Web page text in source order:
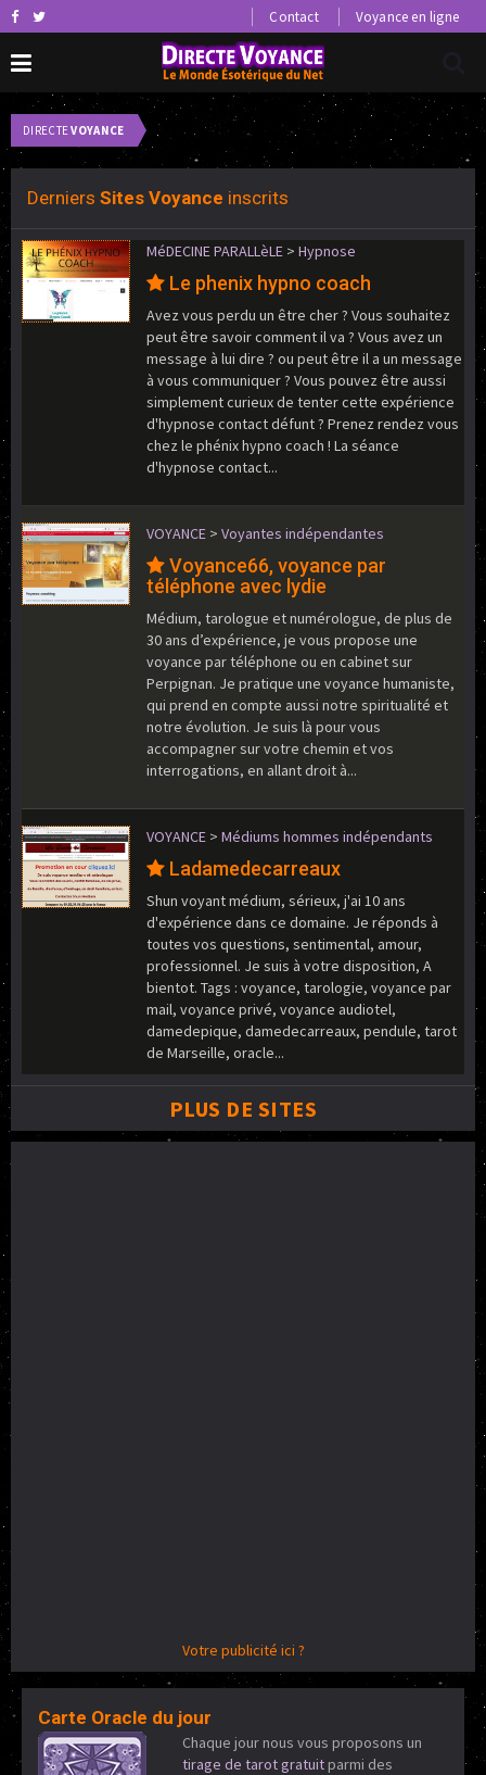
Contact Voyance en ligne
DIRECTEVOYANCE
0 petites annonces voyance.
Derniers Sites Voyance inscrits
MéDECINE PARALLèLE > Hypnose
Le phenix hypno coach
Avez vous perdu un être cher ? Vous souhaitez
peut être savoir comment il va ? Vous avez un
message à lui dire ? ou peut être il a un message
à vous communiquer ? Vous pouvez être aussi
simplement curieux de tenter cette expérience
d'hypnose contact défunt ? Prenez rendez vous
chez le phénix hypno coach ! La séance
d'hypnose contact...
VOYANCE > Voyantes indépendantes
Voyance66, voyance par
téléphone avec lydie
Médium, tarologue et numérologue, de plus de
30 ans d’expérience, je vous propose une
voyance par téléphone ou en cabinet sur
Perpignan. Je pratique une voyance humaniste,
qui prend en compte aussi notre spiritualité et
notre évolution. Je suis là pour vous
accompagner sur votre chemin et vos
interrogations, en allant droit à...
VOYANCE > Médiums hommes indépendants
Ladamedecarreaux
Shun voyant médium, sérieux, j'ai 10 ans
d'expérience dans ce domaine. Je réponds à
toutes vos questions, sentimental, amour,
professionnel. Je suis à votre disposition, A
bientot. Tags : voyance, tarologie, voyance par
mail, voyance privé, voyance audiotel,
damedepique, damedecarreaux, pendule, tarot
de Marseille, oracle...
PLUS DE SITES
Votre publicité ici ?
Carte Oracle du jour
Chaque jour nous vous proposons un
tirage de tarot gratuitparmi des